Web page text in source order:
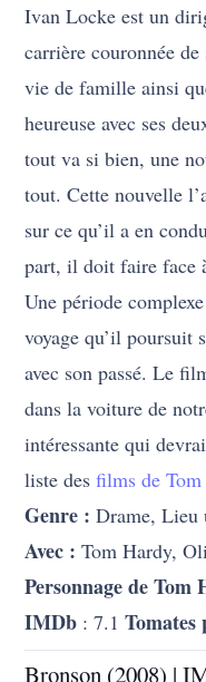
Ivan Locke est un
carrière couronnée
vie de famille ainsi
heureuse avec ses
tout va si bien, une
tout. Cette nouvelle
sur ce qu’il a en
part, il doit faire face
Une période
voyage qu’il poursuit
avec son passé. Le
dans la voiture de
intéressante qui
liste desfilms de
Genre : Drame, Lieu
Avec : Tom Hardy,
Personnage de Tom
IMDb : 7.1
Bronson (2008) |